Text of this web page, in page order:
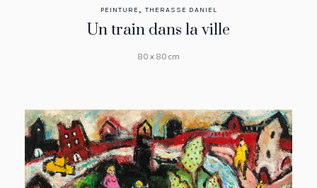
PEINTURE , THERASSE DANIEL
Un train dans la ville
80 x 80 cm